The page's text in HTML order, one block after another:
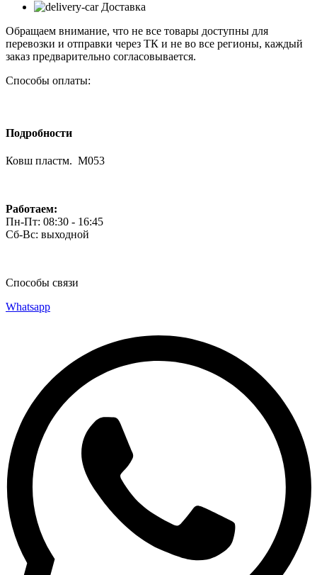
Доставка
Обращаем внимание, что не все товары доступны для
перевозки и отправки через ТК и не во все регионы, каждый
заказ предварительно согласовывается.
Способы оплаты:
Подробности
Ковш пластм. М053
Работаем:
Пн-Пт: 08:30 - 16:45
Сб-Вс: выходной
Способы связи
Whatsapp